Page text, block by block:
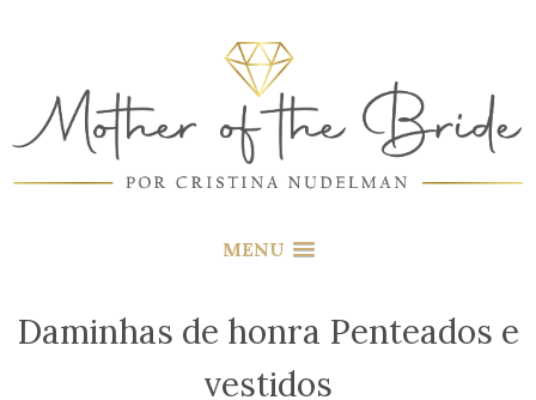
MENU
Daminhas de honra Penteados e
vestidos